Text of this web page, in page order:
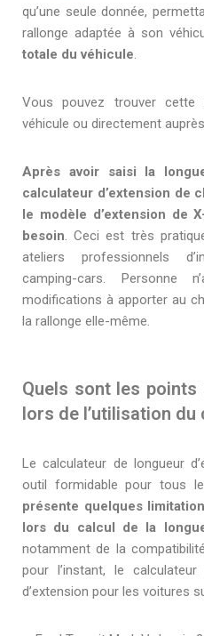
qu’une seule donnée,
rallonge adaptée à son
totale du véhicule.
Vous pouvez trouver cette
véhicule ou directement
Après avoir saisi la
calculateur d’extension de
le modèle d’extension de
besoin. Ceci est très
ateliers professionnels
camping-cars.
modifications à apporter au
la rallonge elle-même.
Quels sont les
lors de l’utilisation du
Le calculateur de longueur
outil formidable pour tous
présente quelques
lors du calcul de la
notamment de la
pour l’instant, le
d’extension pour les voitures